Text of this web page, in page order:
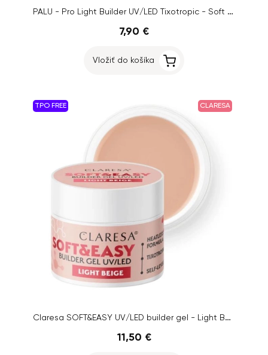
PALU - Pro Light Builder UV/LED Tixotropic - Soft Pink, 45g
7,90 €
Vložiť do košíka
TPO FREE CLARESA
Claresa SOFT&EASY UV/LED builder gel - Light Beige, 45g
11,50 €